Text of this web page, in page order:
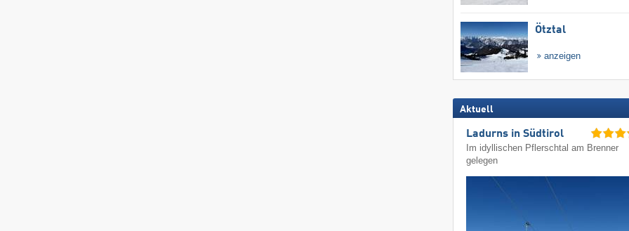
Ötztal
anzeigen
Aktuell
Ladurns in Südtirol
Im idyllischen Pflerschtal am Brenner
gelegen